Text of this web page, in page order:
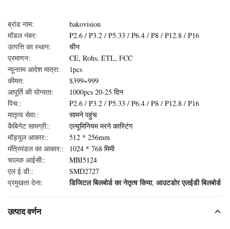
ब्रांड नाम:
bakovision
मॉडल नंबर:
P2.6 / P3.2 / P5.33 / P6.4 / P8 / P12.8 / P16
उत्पत्ति का स्थान:
चीन
प्रमाणन:
CE, Rohs, ETL, FCC
न्यूनतम आदेश मात्रा:
1pcs
कीमत:
$399~999
आपूर्ति की योग्यता:
1000pcs 20-25 दिन
पिच::
P2.6 / P3.2 / P5.33 / P6.4 / P8 / P12.8 / P16
मातृत्व सेवा::
सामने पहुंच
कैबिनेट सामग्री::
एल्यूमिनियम मरने कास्टिंग
मॉड्यूल आकार::
512 * 256mm
मंत्रिमंडल का आकार::
1024 * 768 मिमी
चालक आईसी::
MBI5124
एल ई डी::
SMD2727
प्रमुखता देना:
डिजिटल बिलबोर्ड का नेतृत्व किया, आउटडोर एलईडी बिलबोर्ड
उत्पाद वर्णन